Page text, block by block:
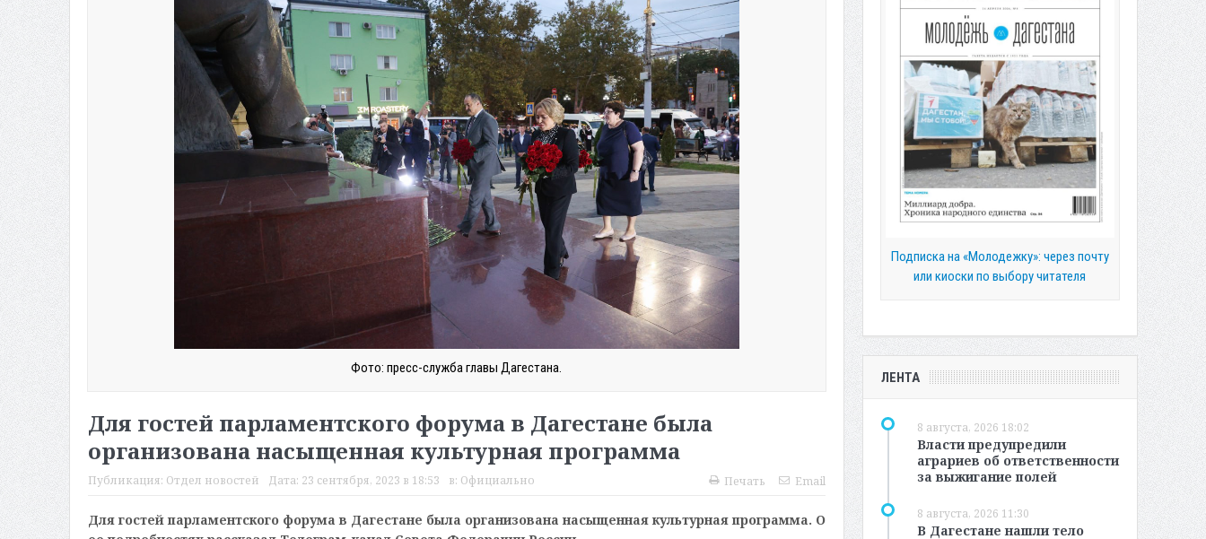
Фото: пресс-служба главы Дагестана.
Для гостей парламентского форума в Дагестане была
организована насыщенная культурная программа
Публикация: Отдел новостей Дата: 23 сентября, 2023 в 18:53 в: Официально Печать Email
Для гостей парламентского форума в Дагестане была организована насыщенная культурная программа. О
Подписка на «Молодежку»: через почту
или киоски по выбору читателя
ЛЕНТА
8 августа, 2026 18:02
Власти предупредили
аграриев об ответственности
за выжигание полей
8 августа, 2026 11:30
В Дагестане нашли тело